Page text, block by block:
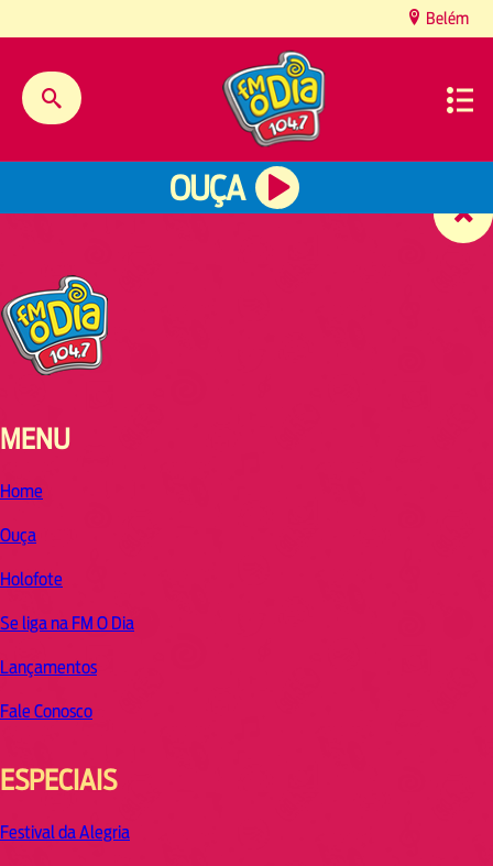
Belém
OUÇA
MENU
Home
Ouça
Holofote
Se liga na FM O Dia
Lançamentos
Fale Conosco
ESPECIAIS
Festival da Alegria